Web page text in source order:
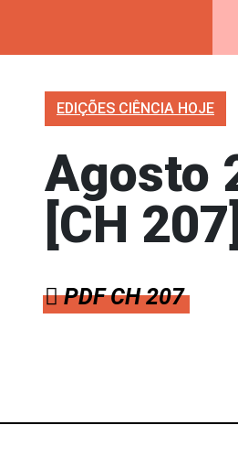
EDIÇÕES CIÊNCIA HOJE
Agosto
[CH 207]
PDF CH 207